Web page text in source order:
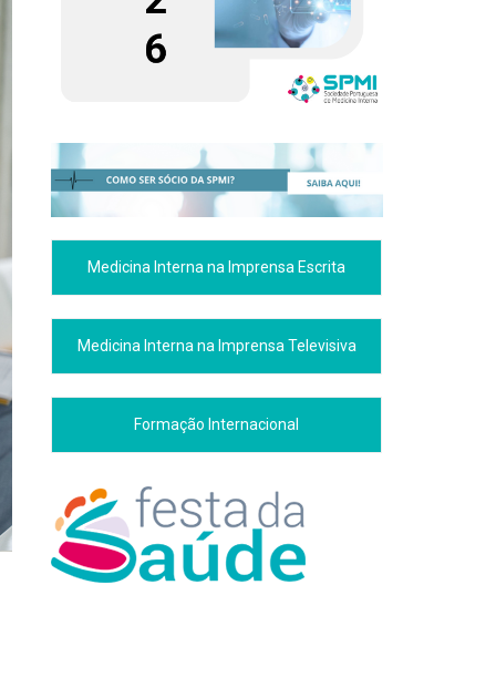
Medicina Interna na Imprensa Escrita
Medicina Interna na Imprensa Televisiva
Formação Internacional